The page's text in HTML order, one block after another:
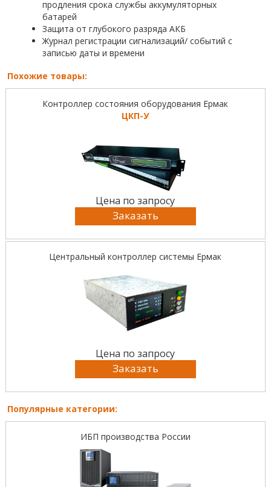
продления срока службы аккумуляторных
батарей
Защита от глубокого разряда АКБ
Журнал регистрации сигнализаций/ событий с
записью даты и времени
Похожие товары:
Контроллер состояния оборудования Ермак
ЦКП-У
Цена по запросу
Заказать
Центральный контроллер системы Ермак
Цена по запросу
Заказать
Популярные категории:
ИБП производства России